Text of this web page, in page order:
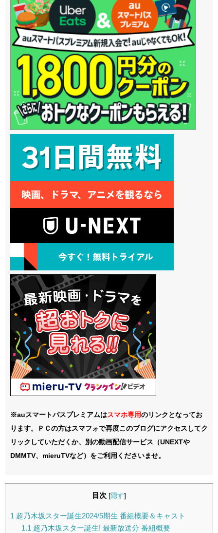
※auスマートパスプレミアムはスマホ専用のリンクとなってお
ります。ＰＣの方はスマフォで再度このブログにアクセスしてク
リックしていただくか、別の動画配信サービス（UNEXTや
DMMTV、mieruTVなど）をご利用くださいませ。
目次 [隠す]
1 超乃木坂スター誕生2024/5期生 番組概要＆キャスト
1.1 超乃木坂スター誕生! 最新放送分 番組概要